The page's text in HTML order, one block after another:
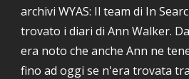
archivi WYAS: Il team di In
trovato i diari di Ann Walker.
era noto che anche Ann ne
fino ad oggi se n'era trovata